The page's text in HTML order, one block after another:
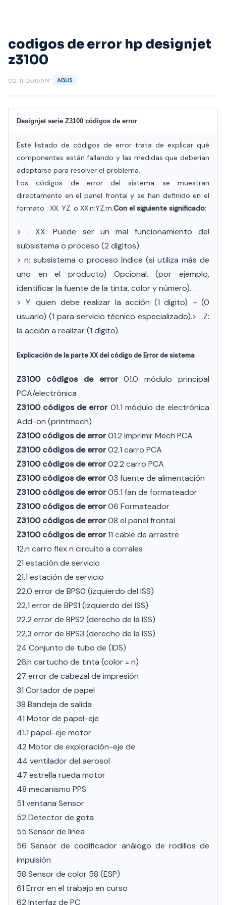
codigos de error hp designjet
z3100
02-11-2015por AGUS
Designjetserie Z3100 códigos de error
Este listado de códigos de error trata de explicar qué
componentes están fallando y las medidas que deberían
adoptarse para resolver el problema.
Los códigos de error del sistema se muestran
directamente en el panel frontal y se han definido en el
formato : XX. YZ. o XX.n:YZ.m.Con el siguiente significado:
> . XX: Puede ser un mal funcionamiento del
subsistema o proceso (2 dígitos).
> n: subsistema o proceso índice (si utiliza más de
uno en el producto) Opcional. (por ejemplo,
identificar la fuente de la tinta, color y número). .
> Y: quien debe realizar la acción (1 dígito) – (0
usuario) (1 para servicio técnico especializado).> . Z:
la acción a realizar (1 dígito).
Explicación de la parte XX del código de Error de sistema
Z3100 códigos de error01.0 módulo principal
PCA/electrónica
Z3100 códigos de error 01.1 módulo de electrónica
Add-on (printmech)
Z3100 códigos de error01.2 imprimir Mech PCA
Z3100 códigos de error02.1 carro PCA
Z3100 códigos de error02.2 carro PCA
Z3100 códigos de error03 fuente de alimentación
Z3100 códigos de error05.1 fan de formateador
Z3100 códigos de error06 Formateador
Z3100 códigos de error08 el panel frontal
Z3100 códigos de error11 cable de arrastre
12.n carro flex n circuito a corrales
21 estación de servicio
21.1 estación de servicio
22.0 error de BPS0 (izquierdo del ISS)
22,1 error de BPS1 (izquierdo del ISS)
22.2 error de BPS2 (derecho de la ISS)
22,3 error de BPS3 (derecho de la ISS)
24 Conjunto de tubo de (IDS)
26.n cartucho de tinta (color = n)
27 error de cabezal de impresión
31 Cortador de papel
38 Bandeja de salida
41 Motor de papel-eje
41.1 papel-eje motor
42 Motor de exploración-eje de
44 ventilador del aerosol
47 estrella rueda motor
48 mecanismo PPS
51 ventana Sensor
52 Detector de gota
55 Sensor de línea
56 Sensor de codificador análogo de rodillos de
impulsión
58 Sensor de color 58 (ESP)
61 Error en el trabajo en curso
62 Interfaz de PC